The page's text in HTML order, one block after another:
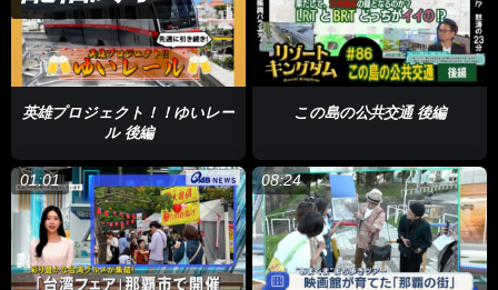
英雄プロジェクト！！ゆいレー
ル 後編
この島の公共交通 後編
01:01 08:24